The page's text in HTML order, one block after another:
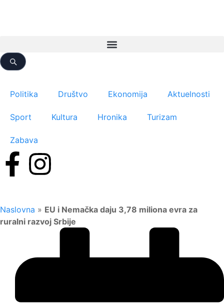
Politika Društvo Ekonomija Aktuelnosti
Sport Kultura Hronika Turizam
Zabava
Naslovna » EU i Nemačka daju 3,78 miliona evra za
ruralni razvoj Srbije